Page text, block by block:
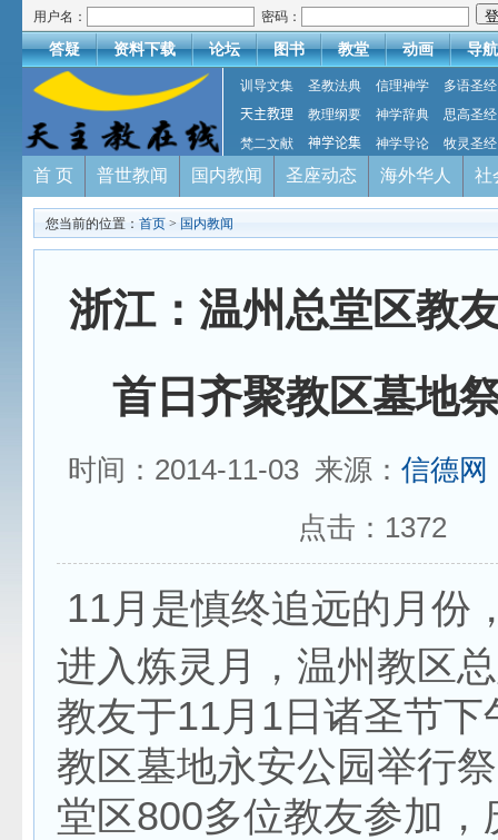
用户名： 密码：
答疑 资料下载 论坛 图书 教堂 动画 导航
训导文集 圣教法典 信理神学
多语圣经
天主教理
教理纲要 神学辞典
思高圣经
梵二文献
神学论集 神学导论 牧灵圣经
首 页 普世教闻 国内教闻 圣座动态 海外华人 社
您当前的位置： 首页 > 国内教闻
浙江：温州总堂区教
首日齐聚教区墓地
时间：2014-11-03 来源： 信德网
点击： 1372
11月是慎终追远的月份
进入炼灵月，温州教区
教友于11月1日诸圣节下
教区墓地永安公园举行
堂区800多位教友参加，